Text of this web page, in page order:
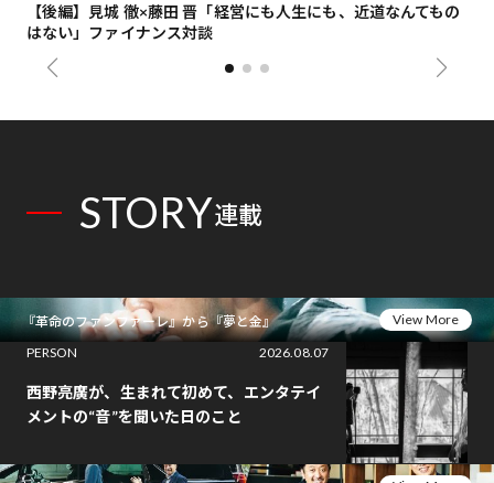
【後編】見城 徹×藤田 晋「経営にも人生にも、近道なんてもの
はない」ファイナンス対談
STORY連載
『革命のファンファーレ』から『夢と金』
View More
PERSON
2026.08.07
西野亮廣が、生まれて初めて、エンタテイ
メントの“音”を聞いた日のこと